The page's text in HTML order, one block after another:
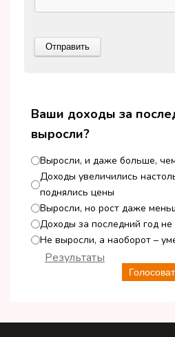
Ваши доходы за
выросли?
Выросли, и даже больше,
Доходы увеличились
поднялись цены
Выросли, но рост даже
Доходы за последний год не
Не выросли, а наоборот –
Результаты